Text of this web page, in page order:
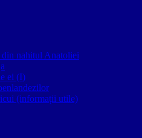
nahitul Anatoliei
ei (I)
(informații utile)